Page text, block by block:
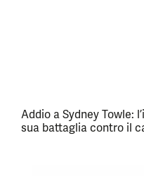
Addio a Sydney Towle:
sua battaglia contro il